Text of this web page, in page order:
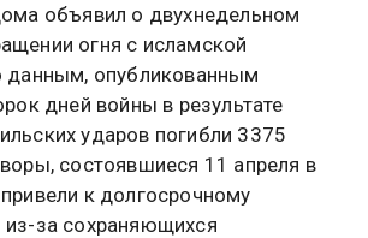
объявил о двухнедельном
огня с исламской
данным, опубликованным
дней войны в результате
ударов погибли 3375
состоявшиеся 11 апреля в
к долгосрочному
из-за сохраняющихся